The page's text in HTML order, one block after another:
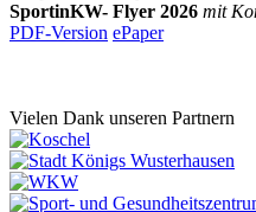
SportinKW- Flyer 2026 mit
PDF-Version ePaper
Vielen Dank unseren Partnern